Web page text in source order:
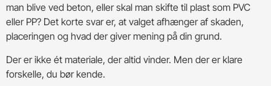
man blive ved beton, eller skal man skifte til plast som PVC
eller PP? Det korte svar er, at valget afhænger af skaden,
placeringen og hvad der giver mening på din grund.
Der er ikke ét materiale, der altid vinder. Men der er klare
forskelle, du bør kende.